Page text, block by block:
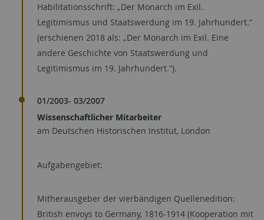
Habilitationsschrift: „Der Monarch im Exil.
Legitimismus und Staatswerdung im 19. Jahrhundert.“
(erschienen 2018 als: „Der Monarch im Exil. Eine
andere Geschichte von Staatswerdung und
Legitimismus im 19. Jahrhundert.“).
01/2003- 03/2007
Wissenschaftlicher Mitarbeiter
am Deutschen Historischen Institut, London
Aufgabengebiet:
Mitherausgeber der vierbändigen Quellenedition:
British envoys to Germany, 1816-1914 (Kooperation mit